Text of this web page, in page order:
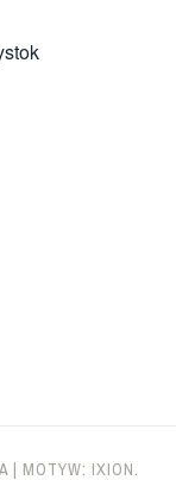
| MOTYW: IXION.